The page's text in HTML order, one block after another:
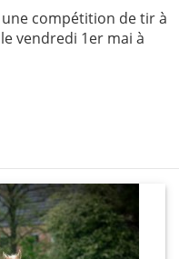
compétition de tir à
vendredi 1er mai à